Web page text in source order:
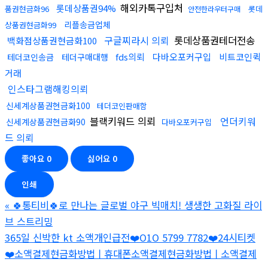
품권현금화96
롯데상품권94% 해외카톡구입처 안전한라우터구매
롯데
상품권현금화99
리플송금업체
백화점상품권현금화100 구글찌라시 의뢰 롯데상품권테더전송
테더코인송금 테더구매대행 fds의뢰 다바오포커구입
비트코인퀵
거래
인스타그램해킹의뢰
신세계상품권현금화100 테더코인판매함
신세계상품권현금화90 블랙키워드 의뢰 다바오포커구입
언더키워
드 의뢰
좋아요 0 싫어요 0
인쇄
« 🍀통티비🍀로 만나는 글로벌 야구 빅매치! 생생한 고화질 라이
브 스트리밍
365일 신박한 kt 소액개인급전❤️O1O 5799 7782❤️24시티켓
❤️소액결제현금화방법ㅣ휴대폰소액결제현금화방법ㅣ소액결제